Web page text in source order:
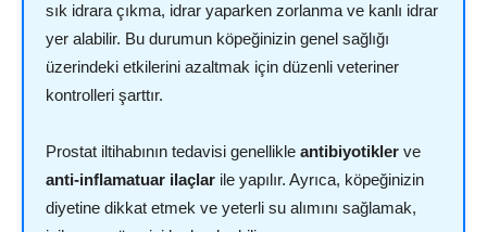
sık idrara çıkma, idrar yaparken zorlanma ve kanlı idrar
yer alabilir. Bu durumun köpeğinizin genel sağlığı
üzerindeki etkilerini azaltmak için düzenli veteriner
kontrolleri şarttır.
Prostat iltihabının tedavisi genellikle antibiyotikler ve
anti-inflamatuar ilaçlar ile yapılır. Ayrıca, köpeğinizin
diyetine dikkat etmek ve yeterli su alımını sağlamak,